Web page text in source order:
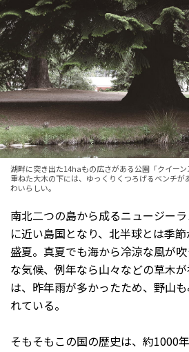
湖畔に突き出た14haもの広さがある公園「クイー
重ねた大木の下には、ゆっくりくつろげるベンチ
わいらしい。
南北二つの島から成るニュージー
に近い島国となり、北半球とは季
盛夏。真夏でも海から冷涼な風が
な気候、例年なら山々などの草木
は、昨年雨が多かったため、野山
れている。
そもそもこの国の歴史は、約1000